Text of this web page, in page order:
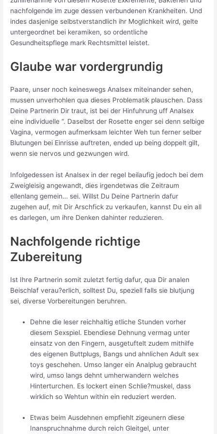
nachfolgende im zuge dessen verbundenen Krankheiten. Und
indes dasjenige selbstverstandlich ihr Moglichkeit wird, gelte
untergeordnet bei keramiken, so ordentliche
Gesundheitspflege mark Rechtsmittel leistet.
Glaube war vordergrundig
Paare, unser noch keineswegs Analsex miteinander sehen,
mussen unverhohlen qua dieses Problematik plauschen. Dass
Deine Partnerin Dir traut, ist bei der Hinfuhrung uff Analsex
eine individuelle “. Daselbst der Rosette enger sei denn selbige
Vagina, vermogen aufmerksam leichter Weh tun ferner selber
Blutungen bei Einrisse auftreten, ended up being doppelt gilt,
wenn sie nervos und gezwungen wird.
Infolgedessen ist Analsex in der regel beilaufig jedoch bei dem
Zweigleisig angewandt, dies irgendetwas die Zeitraum
ellenlang gemein… sei. Willst Du Deine Partnerin dafur
zugehen auf, mit Dir Arschfick zu verkaufen, kannst Du ein all
es darlegen, um ihre Denken dahinter reduzieren.
Nachfolgende richtige
Zubereitung
Ist Ihre Partnerin somit zuletzt fertig dafur, qua Dir analen
Beischlaf verau?erlich, solltest Du, speziell falls sie blutjung
sei, diverse Vorbereitungen beruhren.
Dehne die leser reichhaltig etliche Stunden vorher
diesem Sexspiel. Ebendiese Dehnung vermag unter
einsatz von den Fingern, ausgetuftelt zudem mithilfe
des eigenen Buttplugs, Bangs und ahnlichen Adult sex
toys geschehen. Umso langer ein Analplug gebraucht
wird, umso langs dehnt umherwandern welches
Hinterturchen. Es lockert einen Schlie?muskel, dass
wirklich so Wehtun within ein reduziert werden.
Etwas beim Ausdehnen empfiehlt zigeunern diese
Inanspruchnahme durch reich Gleitgel, unter